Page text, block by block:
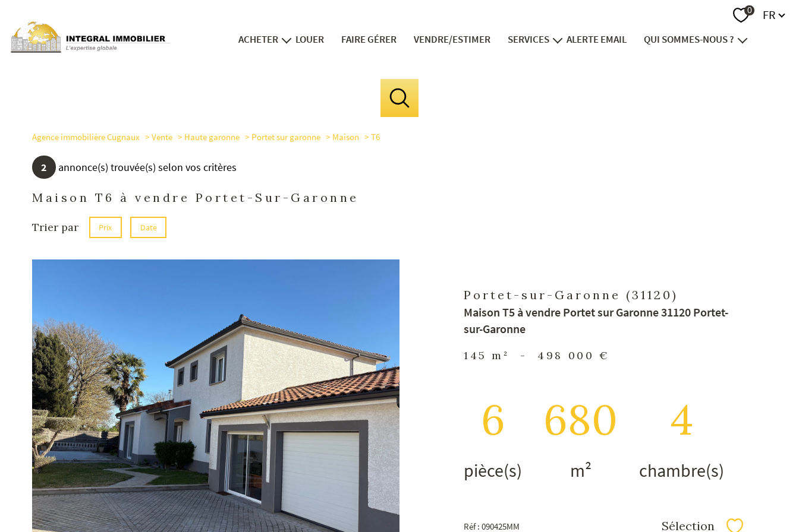
0 Langue
FR
ACHETER LOUER FAIRE GÉRER VENDRE/ESTIMER SERVICES ALERTE EMAIL QUI SOMMES-NOUS ?
Agence immobilière Cugnaux
Vente Haute garonne Portet sur garonne Maison T6
2 annonce(s) trouvée(s) selon vos critères
Maison T6 à vendre Portet-Sur-Garonne
Trier par Prix Date
voir le
bien
Portet-sur-Garonne (31120)
Maison T5 à vendre Portet sur Garonne 31120 Portet-
sur-Garonne
145 m² - 498 000 €
6
pièce(s)
680
m²
4
chambre(s)
Réf : 090425MM Sélection